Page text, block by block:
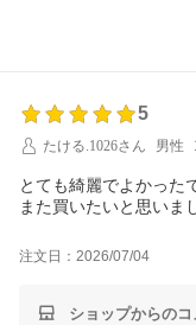
また何かご要望や気に
5
たける.1026さん
男性
とても綺麗でよかった
また買いたいと思いま
注文日：2026/07/04
ショップからのコ